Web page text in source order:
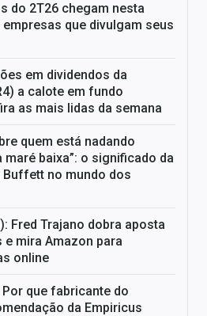
do 2T26 chegam nesta
que divulgam seus
em dividendos da
a calote em fundo
as mais lidas da semana
quem está nadando
maré baixa”: o significado da
no mundo dos
Fred Trajano dobra aposta
mira Amazon para
online
Por que fabricante do
da Empiricus